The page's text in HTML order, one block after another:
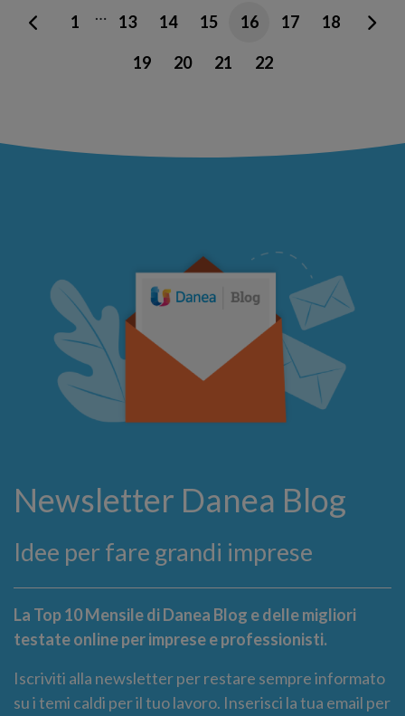
1 … 13 14 15 16 17 18
19 20 21 22
Newsletter Danea Blog
Idee per fare grandi imprese
La Top 10 Mensile di Danea Blog e delle migliori
testate online per imprese e professionisti.
Iscriviti alla newsletter per restare sempre informato
su i temi caldi per il tuo lavoro. Inserisci la tua email per